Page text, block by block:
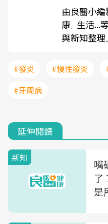
由良醫小
康、 生活...
與新知整理。
#發炎 #慢性發炎
#牙周病
延伸閱讀
新知
嘴
了
是